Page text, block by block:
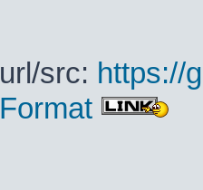
url/src: https://
Format